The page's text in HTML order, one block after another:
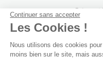
Paiement
Continuer sans accepter
Les Cookies !
Nous utilisons des cookies
moins bien sur le site, mais